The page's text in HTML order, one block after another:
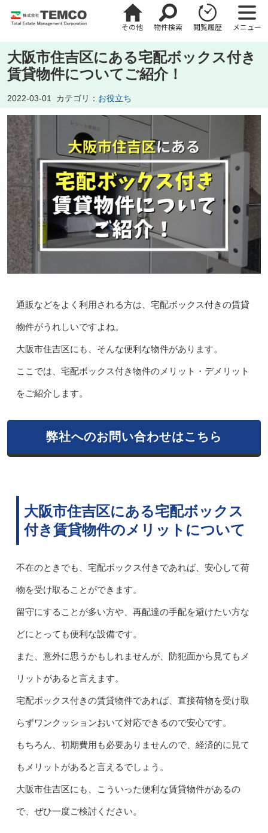
その他 物件検索 閲覧履歴 メニュー
大阪市住吉区にある宅配ボックス付き
賃貸物件についてご紹介！
2022-03-01 カテゴリ： お役立ち
通販などをよく利用される方は、宅配ボックス付きの賃貸
物件がうれしいですよね。
大阪市住吉区にも、そんな便利な物件があります。
ここでは、宅配ボックス付き物件のメリット・デメリット
をご紹介します。
弊社へのお問い合わせはこちら
大阪市住吉区にある宅配ボックス
付き賃貸物件のメリットについて
不在のときでも、宅配ボックス付きであれば、安心して荷
物を受け取ることができます。
留守にすることが多い方や、再配達の手配を避けたい方な
どにとっても便利な設備です。
また、意外に思うかもしれませんが、防犯面から見てもメ
リットがあると言えます。
宅配ボックス付きの賃貸物件であれば、直接荷物を受け取
らずワンクッションおいて対応できるので安心です。
もちろん、初期費用も必要ありませんので、経済的に見て
もメリットがあると言えるでしょう。
大阪市住吉区にも、こういった便利な賃貸物件があるの
で、ぜひ一度ご検討ください。